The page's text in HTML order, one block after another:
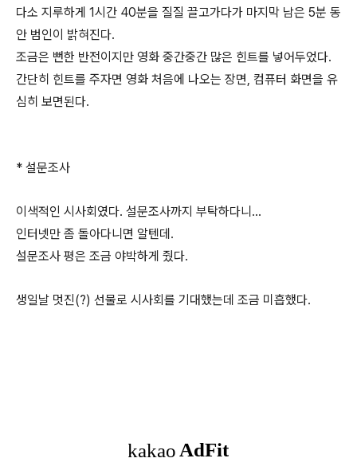
다소 지루하게 1시간 40분을 질질 끌고가다가 마지막 남은 5분 동
안 범인이 밝혀진다.
조금은 뻔한 반전이지만 영화 중간중간 많은 힌트를 넣어두었다.
간단히 힌트를 주자면 영화 처음에 나오는 장면, 컴퓨터 화면을 유
심히 보면된다.
* 설문조사
이색적인 시사회였다. 설문조사까지 부탁하다니...
인터넷만 좀 돌아다니면 알텐데.
설문조사 평은 조금 야박하게 줬다.
생일날 멋진(?) 선물로 시사회를 기대했는데 조금 미흡했다.